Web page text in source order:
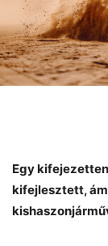
Egy
kifejlesztett,